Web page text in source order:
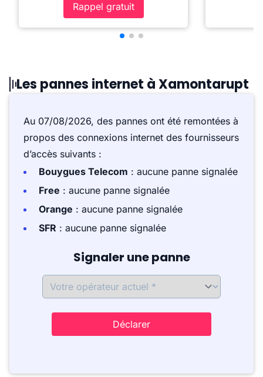
Rappel gratuit
Les pannes internet à Xamontarupt
Au 07/08/2026, des pannes ont été remontées à
propos des connexions internet des fournisseurs
d’accès suivants :
Bouygues Telecom : aucune panne signalée
Free : aucune panne signalée
Orange : aucune panne signalée
SFR : aucune panne signalée
Signaler une panne
Déclarer